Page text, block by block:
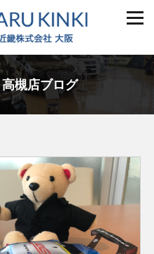
高槻店ブログ